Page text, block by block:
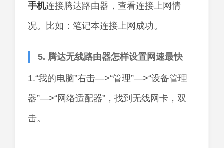
手机连接腾达路由器，查看连接上网情
况。比如：笔记本连接上网成功。
5. 腾达无线路由器怎样设置网速最快
1.“我的电脑”右击—>“管理”—>“设备管理
器”—>“网络适配器”，找到无线网卡，双
击。